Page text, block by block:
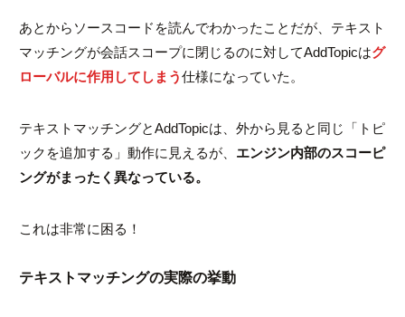
あとからソースコードを読んでわかったことだが、テキスト
マッチングが会話スコープに閉じるのに対してAddTopicはグ
ローバルに作用してしまう仕様になっていた。
テキストマッチングとAddTopicは、外から見ると同じ「トピ
ックを追加する」動作に見えるが、 エンジン内部のスコーピ
ングがまったく異なっている。
これは非常に困る！
テキストマッチングの実際の挙動